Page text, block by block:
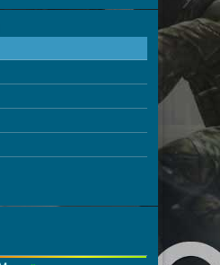
Время
87:31:44
87:30:59
26:32:01